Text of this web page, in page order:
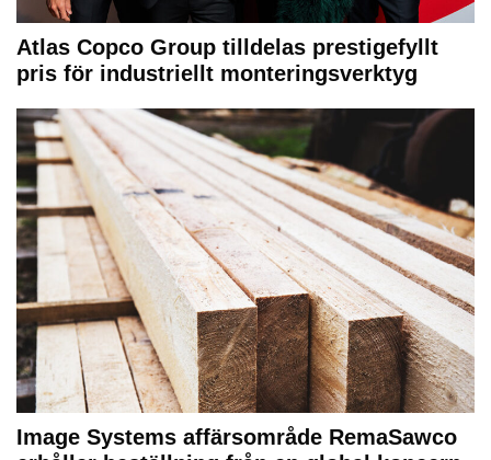
Atlas Copco Group tilldelas prestigefyllt
pris för industriellt monteringsverktyg
Image Systems affärsområde RemaSawco